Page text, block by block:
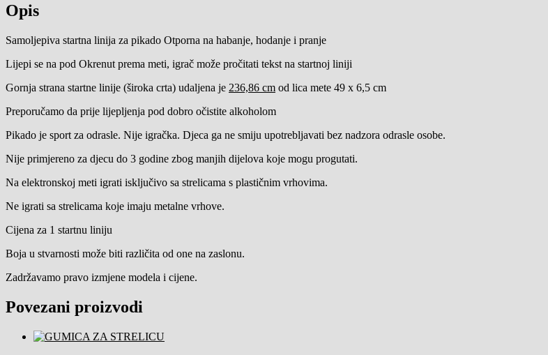
Opis
Samoljepiva startna linija za pikado Otporna na habanje, hodanje i pranje
Lijepi se na pod Okrenut prema meti, igrač može pročitati tekst na startnoj liniji
Gornja strana startne linije (široka crta) udaljena je 236,86 cm od lica mete 49 x 6,5 cm
Preporučamo da prije lijepljenja pod dobro očistite alkoholom
Pikado je sport za odrasle. Nije igračka. Djeca ga ne smiju upotrebljavati bez nadzora odrasle osobe.
Nije primjereno za djecu do 3 godine zbog manjih dijelova koje mogu progutati.
Na elektronskoj meti igrati isključivo sa strelicama s plastičnim vrhovima.
Ne igrati sa strelicama koje imaju metalne vrhove.
Cijena za 1 startnu liniju
Boja u stvarnosti može biti različita od one na zaslonu.
Zadržavamo pravo izmjene modela i cijene.
Povezani proizvodi